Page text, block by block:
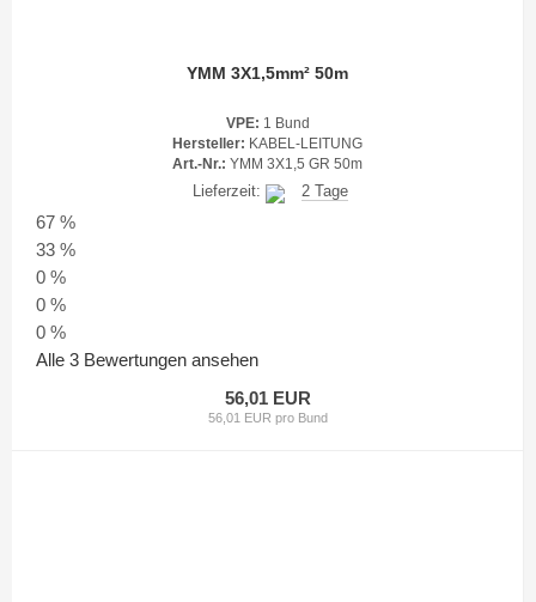
YMM 3X1,5mm² 50m
VPE: 1 Bund
Hersteller: KABEL-LEITUNG
Art.-Nr.: YMM 3X1,5 GR 50m
Lieferzeit: 2 Tage
67 %
33 %
0 %
0 %
0 %
Alle 3 Bewertungen ansehen
56,01 EUR
56,01 EUR pro Bund